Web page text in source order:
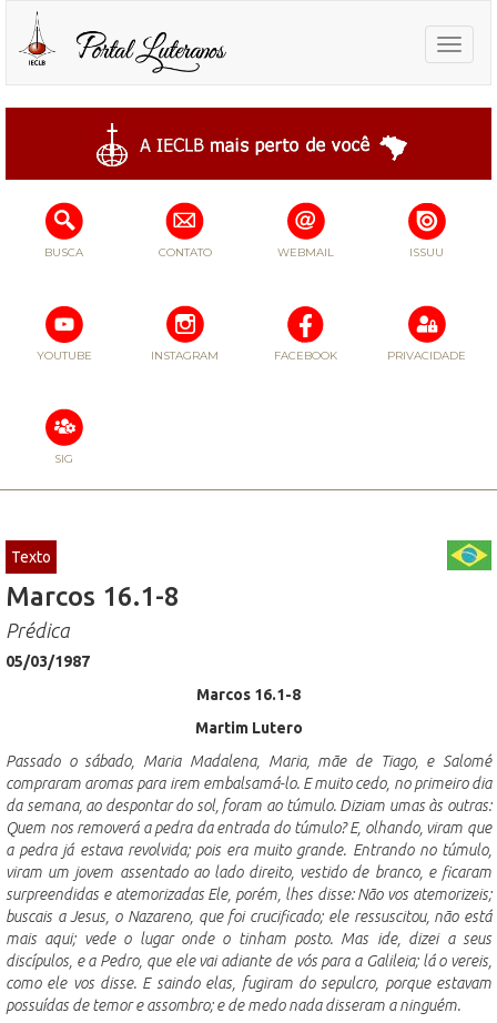
Toggle
BUSCA CONTATO WEBMAIL ISSUU
YOUTUBE INSTAGRAM FACEBOOK PRIVACIDADE
SIG
Texto
Marcos 16.1-8
Prédica
05/03/1987
Marcos 16.1-8
Martim Lutero
Passado o sábado, Maria Madalena, Maria, mãe de Tiago, e Salomé
compraram aromas para irem embalsamá-lo. E muito cedo, no primeiro dia
da semana, ao despontar do sol, foram ao túmulo. Diziam umas às outras:
Quem nos removerá a pedra da entrada do túmulo? E, olhando, viram que
a pedra já estava revolvida; pois era muito grande. Entrando no túmulo,
viram um jovem assentado ao lado direito, vestido de branco, e ficaram
surpreendidas e atemorizadas Ele, porém, lhes disse: Não vos atemorizeis;
buscais a Jesus, o Nazareno, que foi crucificado; ele ressuscitou, não está
mais aqui; vede o lugar onde o tinham posto. Mas ide, dizei a seus
discípulos, e a Pedro, que ele vai adiante de vós para a Galileia; lá o vereis,
como ele vos disse. E saindo elas, fugiram do sepulcro, porque estavam
possuídas de temor e assombro; e de medo nada disseram a ninguém.